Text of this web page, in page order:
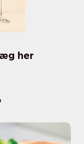
her